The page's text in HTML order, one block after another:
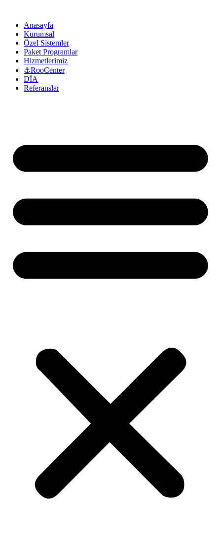
Anasayfa
Kurumsal
Özel Sistemler
Paket Programlar
Hizmetlerimiz
⚓RooCenter
DİA
Referanslar